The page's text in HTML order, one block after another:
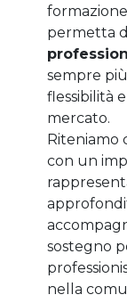
permetta
sempre
flessibilità
mercato.
Riteniamo
con un
sostegno
nella